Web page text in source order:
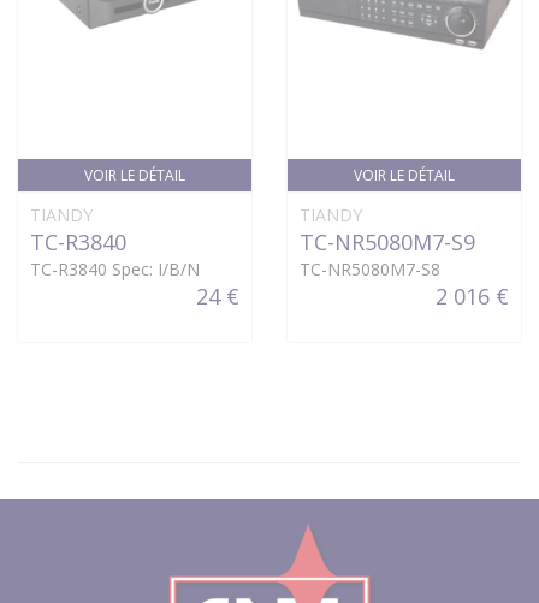
VOIR LE DÉTAIL
TIANDY
TC-R3840
TC-R3840 Spec: I/B/N
24 €
VOIR LE DÉTAIL
TIANDY
TC-NR5080M7-S9
TC-NR5080M7-S8
2 016 €